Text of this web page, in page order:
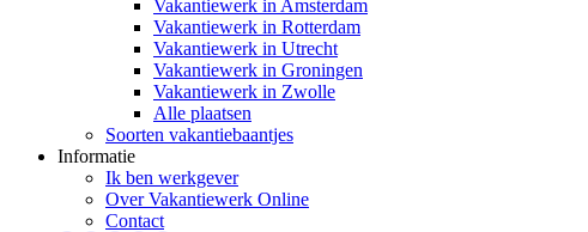
Vakantiewerk in Amsterdam
Vakantiewerk in Rotterdam
Vakantiewerk in Utrecht
Vakantiewerk in Groningen
Vakantiewerk in Zwolle
Alle plaatsen
Soorten vakantiebaantjes
Informatie
Ik ben werkgever
Over Vakantiewerk Online
Contact